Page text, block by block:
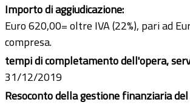
Importo di aggiudicazione:
Euro 620,00= oltre IVA (22%), pari ad
compresa.
tempi di completamento dell'opera,
31/12/2019
Resoconto della gestione finanziaria